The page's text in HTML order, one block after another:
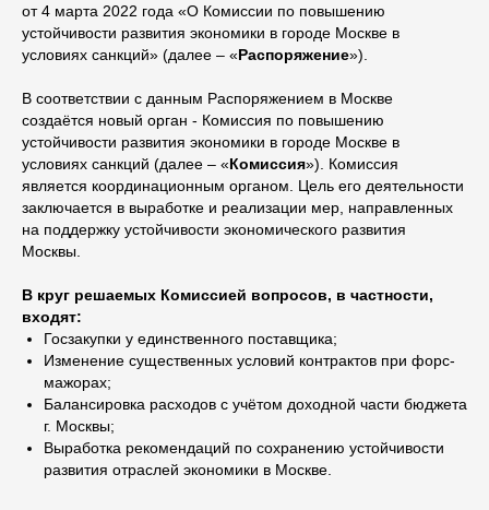
от 4 марта 2022 года «О Комиссии по повышению
устойчивости развития экономики в городе Москве в
условиях санкций» (далее – «Распоряжение»).
В соответствии с данным Распоряжением в Москве
создаётся новый орган - Комиссия по повышению
устойчивости развития экономики в городе Москве в
условиях санкций (далее – «Комиссия»). Комиссия
является координационным органом. Цель его деятельности
заключается в выработке и реализации мер, направленных
на поддержку устойчивости экономического развития
Москвы.
В круг решаемых Комиссией вопросов, в частности,
входят:
Госзакупки у единственного поставщика;
Изменение существенных условий контрактов при форс-
мажорах;
Балансировка расходов с учётом доходной части бюджета
г. Москвы;
Выработка рекомендаций по сохранению устойчивости
развития отраслей экономики в Москве.